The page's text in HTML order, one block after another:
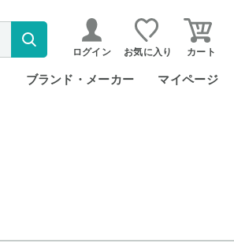
ログイン お気に入り カート
ブランド・メーカー マイページ